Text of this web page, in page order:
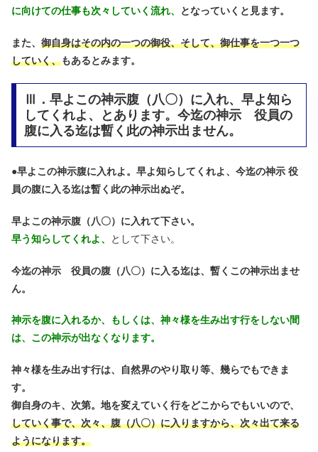
に向けての仕事も次々していく流れ、
となっていくと見ます。
また、 御自身はその内の一つの御役、そして、御仕事を一つ一つ
していく、もあるとみます。
Ⅲ．早よこの神示腹（八〇）に入れ、早よ知ら
してくれよ、とあります。今迄の神示 役員の
腹に入る迄は暫く此の神示出ません。
●早よこの神示腹に入れよ。早よ知らしてくれよ、今迄の神示 役
員の腹に入る迄は暫く此の神示出ぬぞ。
早よこの神示腹（八〇）に入れて下さい。
早う知らしてくれよ、
として下さい。
今迄の神示 役員の腹（八〇）に入る迄は、暫くこの神示出ませ
ん。
神示を腹に入れるか、もしくは、神々様を生み出す行をしない間
は、この神示が出なくなります。
神々様を生み出す行は、自然界のやり取り等、幾らでもできま
す。
御自身のキ、次第。地を変えていく行をどこからでもいいので、
していく事で、次々、腹（八〇）に入りますから、次々出て来る
ようになります。